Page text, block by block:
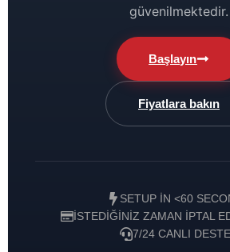
güvenilmektedir.
Başlayın
Fiyatlara bakın
SETUP IN <60
İSTEDIĞINIZ ZAMAN IPTAL
7/24 CANLI